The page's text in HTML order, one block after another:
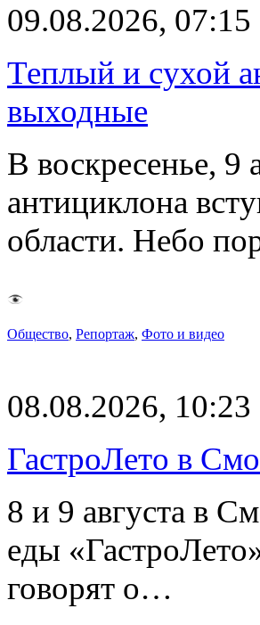
09.08.2026, 07:15
Теплый и сухой
выходные
В воскресенье, 9
антициклона
области. Небо
Общество, Репортаж, Фото и видео
08.08.2026, 10:23
ГастроЛето в
8 и 9 августа в
еды
говорят о…